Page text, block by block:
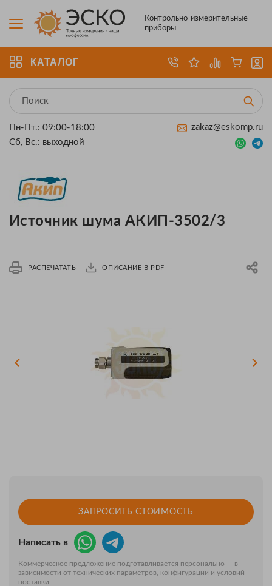
Контрольно-измерительные
приборы
КАТАЛОГ
Пн-Пт.: 09:00-18:00
Сб, Вс.: выходной
zakaz@eskomp.ru
Источник шума АКИП-3502/3
РАСПЕЧАТАТЬ ОПИСАНИЕ В PDF
ЗАПРОСИТЬ СТОИМОСТЬ
Написать в
Коммерческое предложение подготавливается персонально — в
зависимости от технических параметров, конфигурации и условий
поставки.